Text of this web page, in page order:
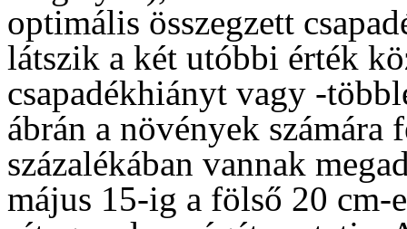
optimális összegzett
látszik a két utóbbi érték
csapadékhiányt vagy -
ábrán a növények számára
százalékában vannak
május 15-ig a fölső 20 cm-